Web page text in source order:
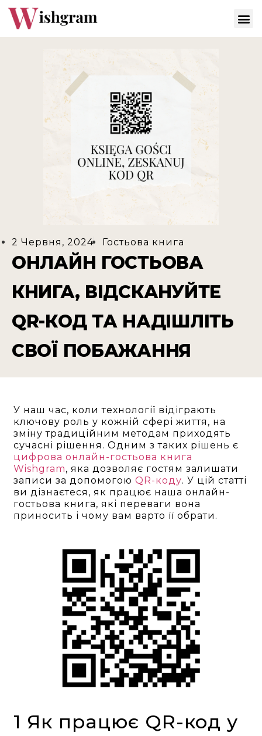
2 Червня, 2024 Гостьова книга
ОНЛАЙН ГОСТЬОВА
КНИГА, ВІДСКАНУЙТЕ
QR-КОД ТА НАДІШЛІТЬ
СВОЇ ПОБАЖАННЯ
У наш час, коли технології відіграють
ключову роль у кожній сфері життя, на
зміну традиційним методам приходять
сучасні рішення. Одним з таких рішень є
цифрова онлайн-гостьова книга
Wishgram, яка дозволяє гостям залишати
записи за допомогоюQR-коду. У цій статті
ви дізнаєтеся, як працює наша онлайн-
гостьова книга, які переваги вона
приносить і чому вам варто її обрати.
1 Як працює QR-код у